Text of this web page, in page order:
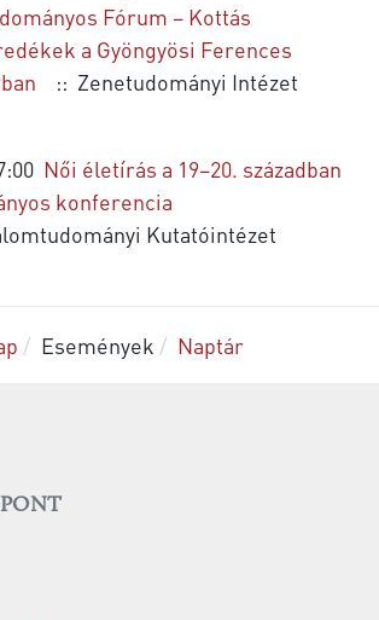
Fórum – Kottás
a Gyöngyösi Ferences
:: Zenetudományi Intézet
Női életírás a 19–20. században
konferencia
Kutatóintézet
Események Naptár